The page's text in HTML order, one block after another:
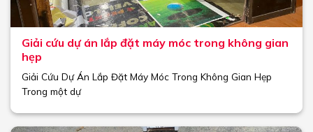
Giải cứu dự án lắp đặt máy móc trong không gian
hẹp
Giải Cứu Dự Án Lắp Đặt Máy Móc Trong Không Gian Hẹp
Trong một dự